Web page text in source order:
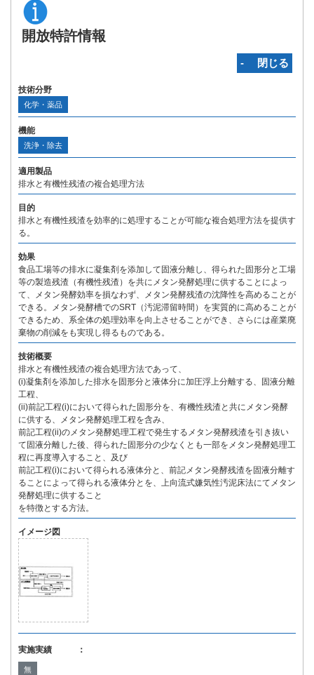
開放特許情報
‐ 閉じる
技術分野
化学・薬品
機能
洗浄・除去
適用製品
排水と有機性残渣の複合処理方法
目的
排水と有機性残渣を効率的に処理することが可能な複合処理方法を提供す
る。
効果
食品工場等の排水に凝集剤を添加して固液分離し、得られた固形分と工場
等の製造残渣（有機性残渣）を共にメタン発酵処理に供することによっ
て、メタン発酵効率を損なわず、メタン発酵残渣の沈降性を高めることが
できる。メタン発酵槽でのSRT（汚泥滞留時間）を実質的に高めることが
できるため、系全体の処理効率を向上させることができ、さらには産業廃
棄物の削減をも実現し得るものである。
技術概要
排水と有機性残渣の複合処理方法であって、
(i)凝集剤を添加した排水を固形分と液体分に加圧浮上分離する、固液分離
工程、
(ii)前記工程(i)において得られた固形分を、有機性残渣と共にメタン発酵
に供する、メタン発酵処理工程を含み、
前記工程(ii)のメタン発酵処理工程で発生するメタン発酵残渣を引き抜い
て固液分離した後、得られた固形分の少なくとも一部をメタン発酵処理工
程に再度導入すること、及び
前記工程(i)において得られる液体分と、前記メタン発酵残渣を固液分離す
ることによって得られる液体分とを、上向流式嫌気性汚泥床法にてメタン
発酵処理に供すること
を特徴とする方法。
イメージ図
実施実績 ：
無